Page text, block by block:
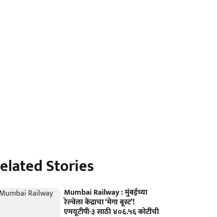
Stories
Mumbai Railway : मुंबईच्या
रेल्वेला केंद्राचा ‘मेगा बूस्ट’!
एमयूटीपी-३ साठी ४०६.५६ कोटींची